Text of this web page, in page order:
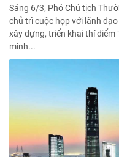
Sáng 6/3, Phó Chủ tịch
chủ trì cuộc họp với lãnh
xây dựng, triển khai thí
minh...